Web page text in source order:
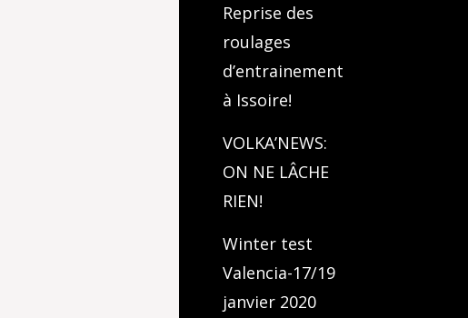
Reprise des
roulages
d’entrainement
à Issoire!
VOLKA’NEWS:
ON NE LÂCHE
RIEN!
Winter test
Valencia-17/19
janvier 2020